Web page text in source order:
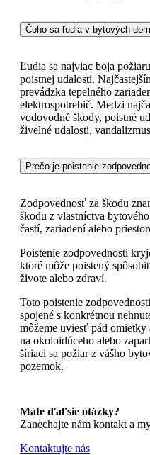
Čoho sa ľudia v bytových
Ľudia sa najviac boja
poistnej udalosti.
prevádzka tepelného
elektrospotrebič. Medzi
vodovodné škody, poistné
živelné udalosti,
Prečo je poistenie
Zodpovednosť za škodu
škodu z vlastníctva
častí, zariadení alebo
Poistenie zodpovednosti
ktoré môže poistený
živote alebo zdraví.
Toto poistenie
spojené s konkrétnou
môžeme uviesť pád
na okoloidúceho alebo
šíriaci sa požiar z vášho
pozemok.
Máte ďaľsie otázky?
Zanechajte nám kontakt a
Kontaktujte nás